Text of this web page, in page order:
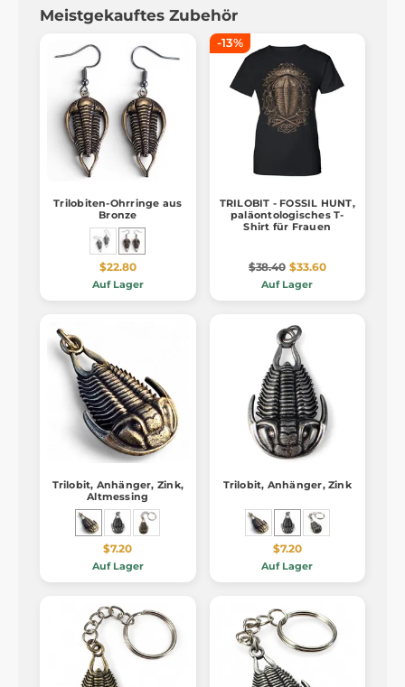
Meistgekauftes Zubehör
Trilobiten-Ohrringe aus
Bronze
$22.80
Auf Lager
-13%
TRILOBIT - FOSSIL HUNT,
paläontologisches T-
Shirt für Frauen
$38.40 $33.60
Auf Lager
Trilobit, Anhänger, Zink,
Altmessing
$7.20
Auf Lager
Trilobit, Anhänger, Zink
$7.20
Auf Lager